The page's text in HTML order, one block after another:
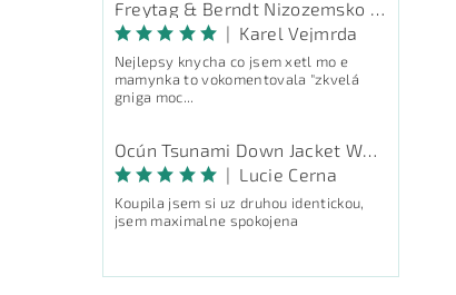
| Karel Vejmrda
Nejlepsy knycha co jsem xetl mo e
mamynka to vokomentovala "zkvelá
gniga moc...
| Lucie Cerna
Koupila jsem si uz druhou identickou,
jsem maximalne spokojena